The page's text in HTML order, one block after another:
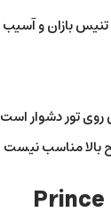
تنیس بازان و
روی تور دشوار است
بالا مناسب نیست